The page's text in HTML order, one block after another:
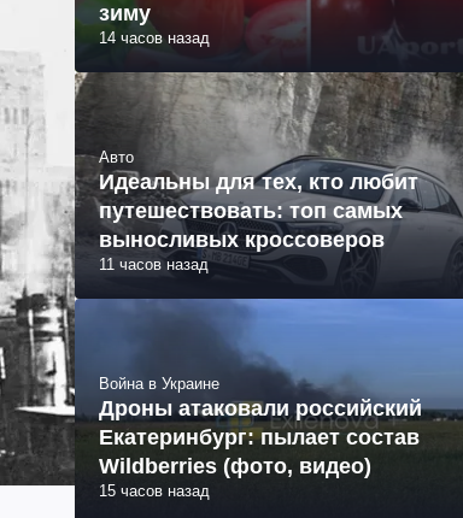
зиму
14 часов назад
Авто
Идеальны для тех, кто любит
путешествовать: топ самых
выносливых кроссоверов
11 часов назад
Война в Украине
Дроны атаковали российский
Екатеринбург: пылает состав
Wildberries (фото, видео)
15 часов назад